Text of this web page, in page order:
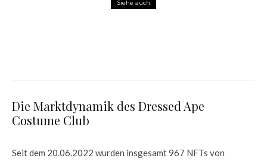
Siehe auch
Die Marktdynamik des Dressed Ape
Costume Club
Seit dem 20.06.2022 wurden insgesamt 967 NFTs von